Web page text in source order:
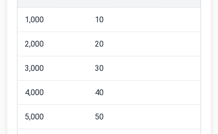
1,000 10
2,000 20
3,000 30
4,000 40
5,000 50